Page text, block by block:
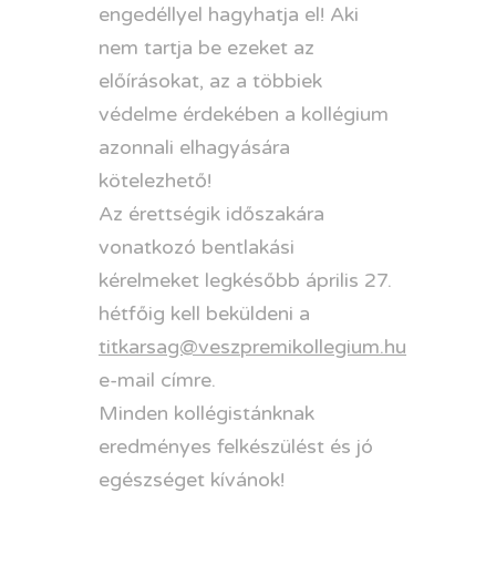
engedéllyel hagyhatja el! Aki
nem tartja be ezeket az
előírásokat, az a többiek
védelme érdekében a kollégium
azonnali elhagyására
kötelezhető!
Az érettségik időszakára
vonatkozó bentlakási
kérelmeket legkésőbb április 27.
hétfőig kell beküldeni a
titkarsag@veszpremikollegium.hu
e-mail címre.
Minden kollégistánknak
eredményes felkészülést és jó
egészséget kívánok!